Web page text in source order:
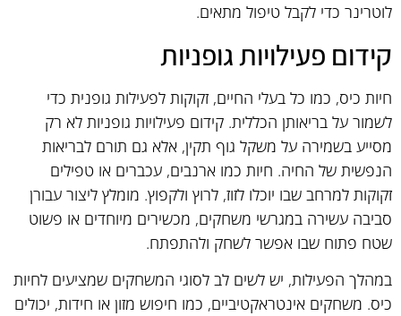
לוטרינר כדי לקבל טיפול מתאים.
קידום פעילויות גופניות
חיות כיס, כמו כל בעלי החיים, זקוקות לפעילות גופנית כדי
לשמור על בריאותן הכללית. קידום פעילויות גופניות לא רק
מסייע בשמירה על משקל גוף תקין, אלא גם תורם לבריאות
הנפשית של החיה. חיות כמו ארנבים, עכברים או טפילים
זקוקות למרחב שבו יוכלו לזוז, לרוץ ולקפוץ. מומלץ ליצור עבורן
סביבה עשירה במגרשי משחקים, מכשירים מיוחדים או פשוט
שטח פתוח שבו אפשר לשחק ולהתפתח.
במהלך הפעילות, יש לשים לב לסוגי המשחקים שמציעים לחיות
כיס. משחקים אינטראקטיביים, כמו חיפוש מזון או חידות, יכולים